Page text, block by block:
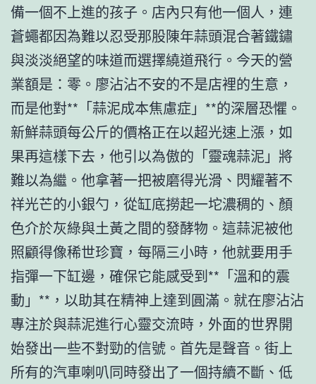
備一個不上進的孩子。店內只有他一個人，連
蒼蠅都因為難以忍受那股陳年蒜頭混合著鐵鏽
與淡淡絕望的味道而選擇繞道飛行。今天的營
業額是：零。廖沾沾不安的不是店裡的生意，
而是他對**「蒜泥成本焦慮症」**的深層恐懼。
新鮮蒜頭每公斤的價格正在以超光速上漲，如
果再這樣下去，他引以為傲的「靈魂蒜泥」將
難以為繼。他拿著一把被磨得光滑、閃耀著不
祥光芒的小銀勺，從缸底撈起一坨濃稠的、顏
色介於灰綠與土黃之間的發酵物。這蒜泥被他
照顧得像稀世珍寶，每隔三小時，他就要用手
指彈一下缸邊，確保它能感受到**「溫和的震
動」**，以助其在精神上達到圓滿。就在廖沾沾
專注於與蒜泥進行心靈交流時，外面的世界開
始發出一些不對勁的信號。首先是聲音。街上
所有的汽車喇叭同時發出了一個持續不斷、低